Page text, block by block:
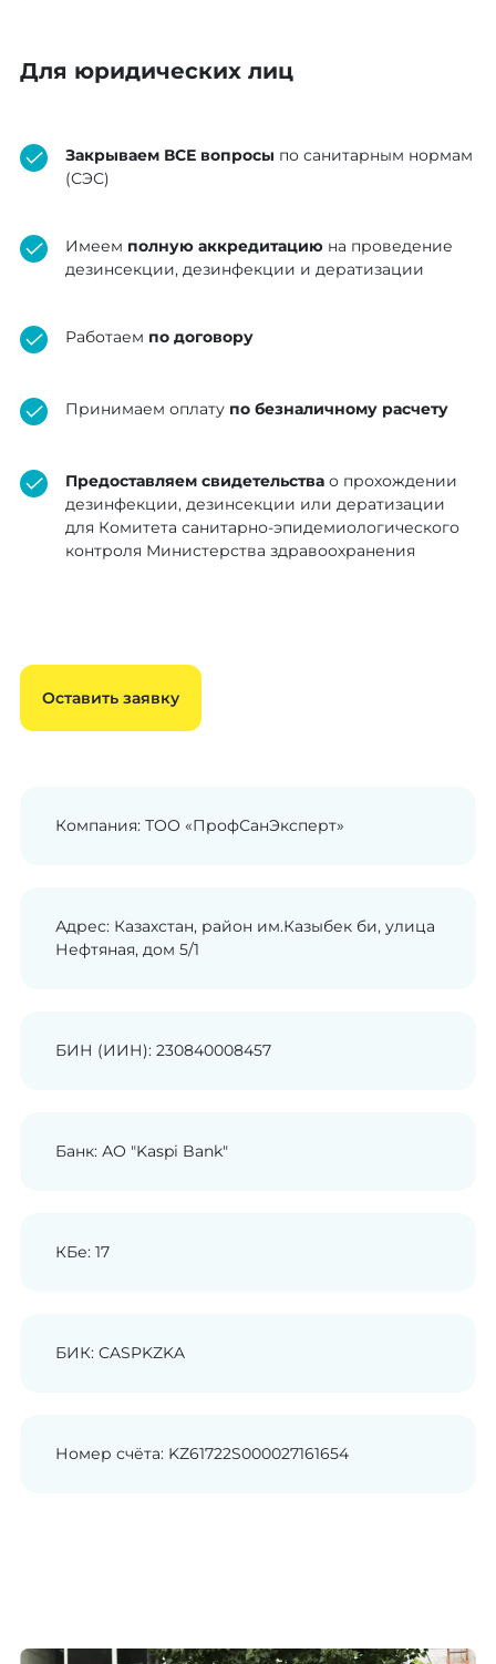
Для юридических лиц
Закрываем ВСЕ вопросы по санитарным нормам
(СЭС)
Имеем полную аккредитациюна проведение
дезинсекции, дезинфекции и дератизации
Работаем по договору
Принимаем оплату по безналичному расчету
Предоставляем свидетельствао прохождении
дезинфекции, дезинсекции или дератизации
для Комитета санитарно-эпидемиологического
контроля Министерства здравоохранения
Оставить заявку
Компания: ТОО «ПрофСанЭксперт»
Адрес: Казахстан, район им.Казыбек би, улица
Нефтяная, дом 5/1
БИН (ИИН): 230840008457
Банк: АО "Kaspi Bank"
КБе: 17
БИК: CASPKZKA
Номер счёта: KZ61722S000027161654